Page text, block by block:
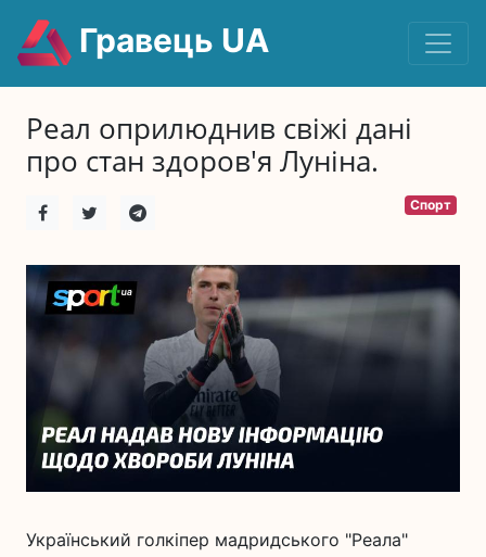
Гравець UA
Реал оприлюднив свіжі дані
про стан здоров'я Луніна.
Спорт
Український голкіпер мадридського "Реала"